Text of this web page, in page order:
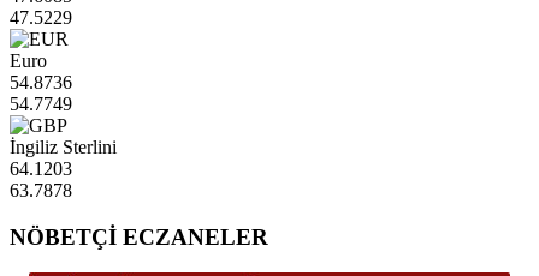
47.5229
Euro
54.8736
54.7749
İngiliz Sterlini
64.1203
63.7878
NÖBETÇİ ECZANELER